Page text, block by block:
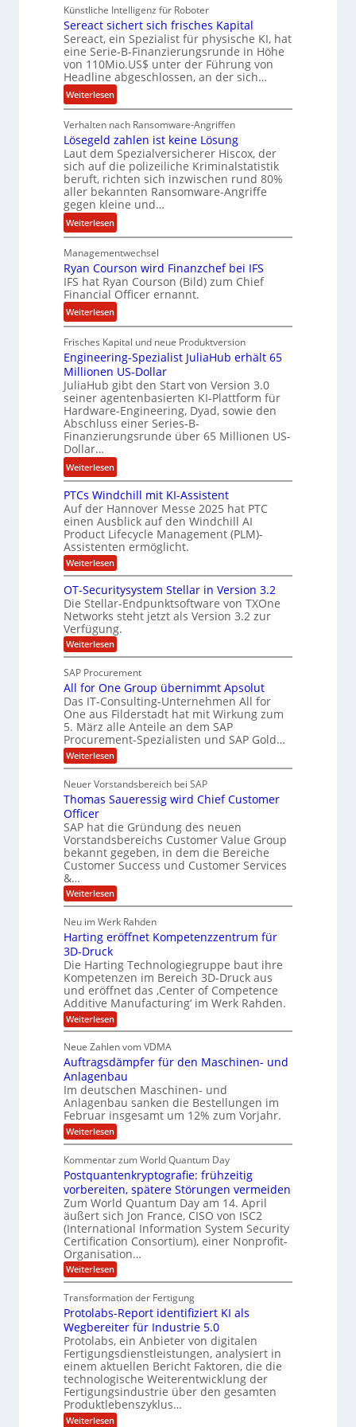
Künstliche Intelligenz für Roboter
Sereact sichert sich frisches Kapital
Sereact, ein Spezialist für physische KI, hat
eine Serie-B-Finanzierungsrunde in Höhe
von 110Mio.US$ unter der Führung von
Headline abgeschlossen, an der sich…
Weiterlesen:
S
e
r
e
a
c
t
s
i
h
e
r
t
s
c
h
f
r
i
s
c
h
e
K
a
p
i
t
a
l
Verhalten nach Ransomware-Angriffen
Lösegeld zahlen ist keine Lösung
Laut dem Spezialversicherer Hiscox, der
sich auf die polizeiliche Kriminalstatistik
beruft, richten sich inzwischen rund 80%
aller bekannten Ransomware-Angriffe
gegen kleine und…
Weiterlesen:
L
ö
s
e
g
e
l
d
z
a
h
l
e
n
t
k
e
i
n
e
L
ö
s
u
n
g
Managementwechsel
Ryan Courson wird Finanzchef bei IFS
IFS hat Ryan Courson (Bild) zum Chief
Financial Officer ernannt.
Weiterlesen:
R
y
a
n
C
o
u
r
o
n
w
i
r
d
F
i
n
a
n
z
c
h
e
f
b
e
i
I
F
S
Frisches Kapital und neue Produktversion
Engineering-Spezialist JuliaHub erhält 65
Millionen US-Dollar
JuliaHub gibt den Start von Version 3.0
seiner agentenbasierten KI-Plattform für
Hardware-Engineering, Dyad, sowie den
Abschluss einer Series-B-
Finanzierungsrunde über 65 Millionen US-
Dollar…
Weiterlesen:
E
n
g
i
n
e
e
r
i
n
g
-
p
e
z
i
a
l
i
s
t
u
l
i
H
u
b
e
h
ä
l
t
6
M
l
l
i
o
n
e
n
U
S
-
D
o
l
l
a
r
PTCs Windchill mit KI-Assistent
Auf der Hannover Messe 2025 hat PTC
einen Ausblick auf den Windchill AI
Product Lifecycle Management (PLM)-
Assistenten ermöglicht.
Weiterlesen:
P
T
C
s
W
i
n
d
h
i
l
m
i
t
K
I
A
s
s
s
t
e
n
OT-Securitysystem Stellar in Version 3.2
Die Stellar-Endpunktsoftware von TXOne
Networks steht jetzt als Version 3.2 zur
Verfügung.
Weiterlesen:
O
-
S
e
c
u
r
i
t
y
y
s
e
m
S
t
e
l
a
r
i
n
V
r
s
i
o
n
3
.
2
SAP Procurement
All for One Group übernimmt Apsolut
Das IT-Consulting-Unternehmen All for
One aus Filderstadt hat mit Wirkung zum
5. März alle Anteile an dem SAP
Procurement-Spezialisten und SAP Gold…
Weiterlesen:
A
l
f
r
O
n
e
G
o
u
p
ü
b
e
n
i
m
m
t
A
p
s
o
l
u
t
Neuer Vorstandsbereich bei SAP
Thomas Saueressig wird Chief Customer
Officer
SAP hat die Gründung des neuen
Vorstandsbereichs Customer Value Group
bekannt gegeben, in dem die Bereiche
Customer Success und Customer Services
&…
Weiterlesen:
T
o
m
S
a
u
e
r
e
s
i
w
i
r
d
C
h
i
e
f
C
u
s
t
o
m
e
r
O
ff
i
c
e
r
Neu im Werk Rahden
Harting eröffnet Kompetenzzentrum für
3D-Druck
Die Harting Technologiegruppe baut ihre
Kompetenzen im Bereich 3D-Druck aus
und eröffnet das ‚Center of Competence
Additive Manufacturing‘ im Werk Rahden.
Weiterlesen:
H
r
t
i
n
g
e
r
ö
f
n
e
t
K
o
m
p
e
t
e
n
z
z
n
t
r
u
m
f
ü
r
3
D
Neue Zahlen vom VDMA
Auftragsdämpfer für den Maschinen- und
Anlagenbau
Im deutschen Maschinen- und
Anlagenbau sanken die Bestellungen im
Februar insgesamt um 12% zum Vorjahr.
Weiterlesen:
A
f
t
r
a
g
s
d
ä
m
p
f
e
r
ü
r
d
e
n
M
a
s
c
h
Kommentar zum World Quantum Day
Postquantenkryptografie: frühzeitig
vorbereiten, spätere Störungen vermeiden
Zum World Quantum Day am 14. April
äußert sich Jon France, CISO von ISC2
(International Information System Security
Certification Consortium), einer Nonprofit-
Organisation…
Weiterlesen:
P
s
t
q
u
a
n
t
e
n
k
r
y
Transformation der Fertigung
Protolabs-Report identifiziert KI als
Wegbereiter für Industrie 5.0
Protolabs, ein Anbieter von digitalen
Fertigungsdienstleistungen, analysiert in
einem aktuellen Bericht Faktoren, die die
technologische Weiterentwicklung der
Fertigungsindustrie über den gesamten
Produktlebenszyklus…
Weiterlesen: